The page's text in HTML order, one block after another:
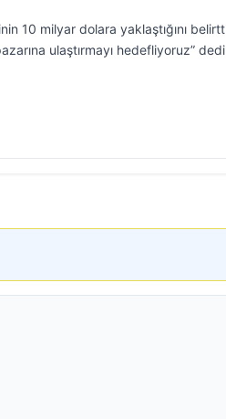
10 milyar dolara yaklaştığını
ulaştırmayı hedefliyoruz”